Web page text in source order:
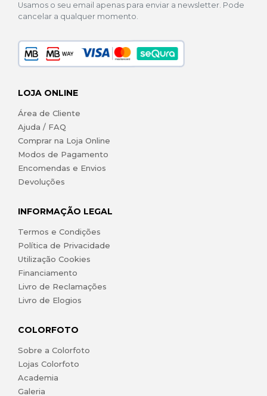
Usamos o seu email apenas para enviar a newsletter. Pode
cancelar a qualquer momento.
LOJA ONLINE
Área de Cliente
Ajuda / FAQ
Comprar na Loja Online
Modos de Pagamento
Encomendas e Envios
Devoluções
INFORMAÇÃO LEGAL
Termos e Condições
Política de Privacidade
Utilização Cookies
Financiamento
Livro de Reclamações
Livro de Elogios
COLORFOTO
Sobre a Colorfoto
Lojas Colorfoto
Academia
Galeria